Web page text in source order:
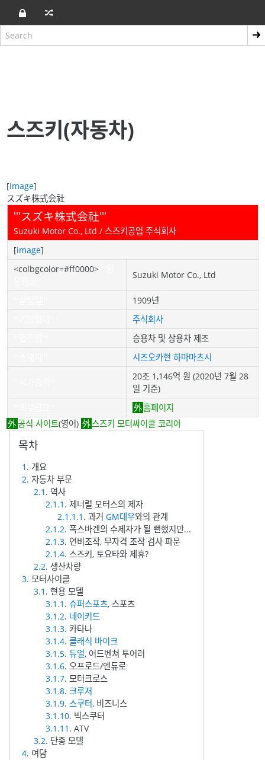
스즈키(자동차)
[image]
スズキ株式会社
'''スズキ株式会社'''
Suzuki Motor Co., Ltd / 스즈키공업 주식회사
[image]
<colbgcolor=#ff0000>
Suzuki Motor Co., Ltd
1909년
주식회사
승용차 및 상용차 제조
시즈오카현 하마마츠시
20조 1,146억 원 (2020년 7월 28
일 기준)
홈페이지
공식 사이트(영어) 스즈키 모터싸이클 코리아
1 . 개요
2. 자동차 부문
2.1 . 역사
2.1.1 . 제너럴 모터스의 제자
2.1.1.1 . 과거GM대우와의 관계
2.1.2. 폭스바겐의 수제자가 될 뻔했지만...
2.1.3. 연비조작, 무자격 조작 검사 파문
2.1.4. 스즈키, 토요타와 제휴?
2.2. 생산차량
3. 모터사이클
3.1 . 현용 모델
3.1.1 .슈퍼스포츠, 스포츠
3.1.2. 네이키드
3.1.3. 카타나
3.1.4.클래식 바이크
3.1.5.듀얼, 어드벤쳐 투어러
3.1.6. 오프로드/엔듀로
3.1.7. 모터크로스
3.1.8.크루저
3.1.9.스쿠터, 비즈니스
3.1.10. 빅스쿠터
3.1.11 . ATV
3.2. 단종 모델
4. 여담